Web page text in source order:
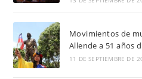
Movimientos de
Allende a 51 años
11 DE SEPTIEMBRE DE